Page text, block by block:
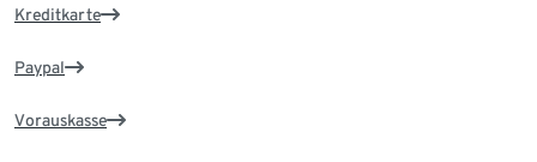
Kreditkarte
Paypal
Vorauskasse